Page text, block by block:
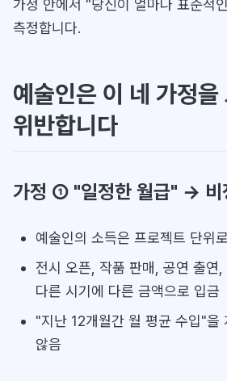
가정 안에서 "당신이 얼마나 표준적
측정합니다.
예술인은 이 네 가정을
위반합니다
가정 ① "일정한 월급" → 비
예술인의 소득은 프로젝트 단위
전시 오픈, 작품 판매, 공연 출연
다른 시기에 다른 금액으로 입금
"지난 12개월간 월 평균 수입"을
않음